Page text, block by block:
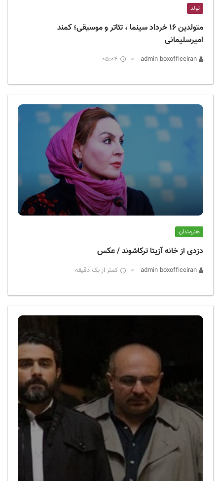
تولد
متولدین ۱۶ خرداد سینما ، تئاتر و موسیقی؛ کمند
امیرسلیمانی
05:04
هنرمندان
دزدی از خانه آزیتا ترکاشوند / عکس
کمتر از یک دقیقه